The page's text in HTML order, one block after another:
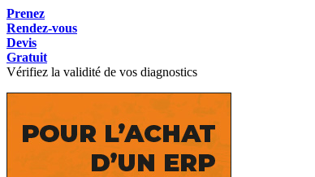
Prenez
Rendez-vous
Devis
Gratuit
Vérifiez la validité de vos diagnostics